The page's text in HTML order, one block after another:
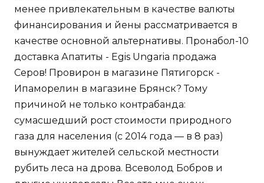
менее привлекательным в качестве валюты
финансирования и йены рассматривается в
качестве основной альтернативы. Пронабол-10
доставка Апатиты - Egis Ungaria продажа
Серов! Провирон в магазине Пятигорск -
Ипаморелин в магазине Брянск? Тому
причиной не только контрабанда:
сумасшедший рост стоимости природного
газа для населения (с 2014 года — в 8 раз)
вынуждает жителей сельской местности
рубить леса на дрова. Всеволод Бобров и